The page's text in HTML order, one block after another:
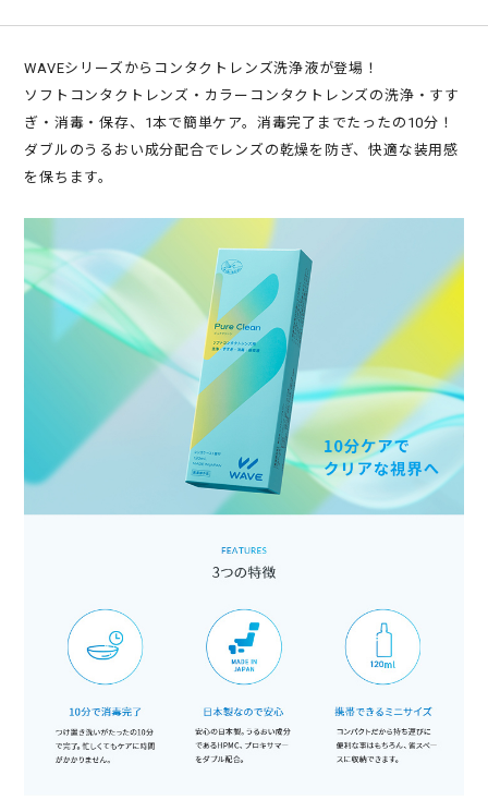
WAVEシリーズからコンタクトレンズ洗浄液が登場！
ソフトコンタクトレンズ・カラーコンタクトレンズの洗浄・すす
ぎ・消毒・保存、1本で簡単ケア。消毒完了までたったの10分！
ダブルのうるおい成分配合でレンズの乾燥を防ぎ、快適な装用感
を保ちます。